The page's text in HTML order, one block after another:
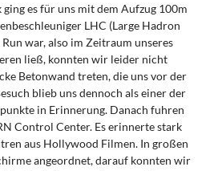
es für uns mit dem Aufzug 100m
LHC (Large Hadron
war, also im Zeitraum unseres
ließ, konnten wir leider nicht
Betonwand treten, die uns vor der
blieb uns dennoch als einer der
in Erinnerung. Danach fuhren
Control Center. Es erinnerte stark
aus Hollywood Filmen. In großen
angeordnet, darauf konnten wir